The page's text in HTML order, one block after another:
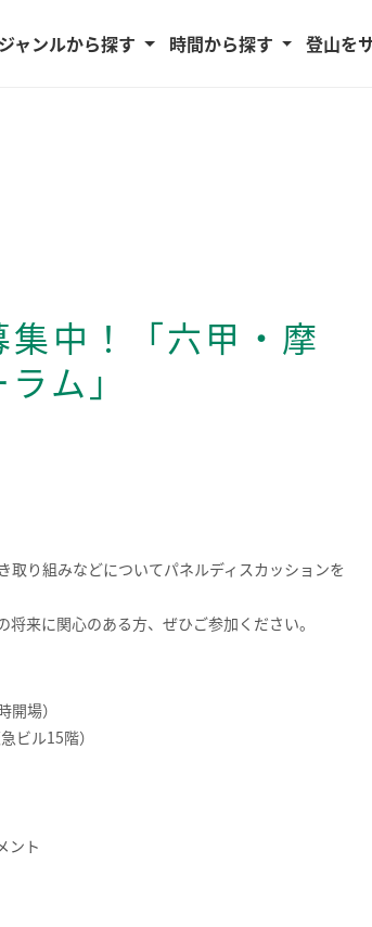
ジャンルから探す 時間から探す 登山を
集中！「六甲・摩
ム」
り組みなどについてパネルディスカッションを
来に関心のある方、ぜひご参加ください。
開場）
ビル15階）
ント